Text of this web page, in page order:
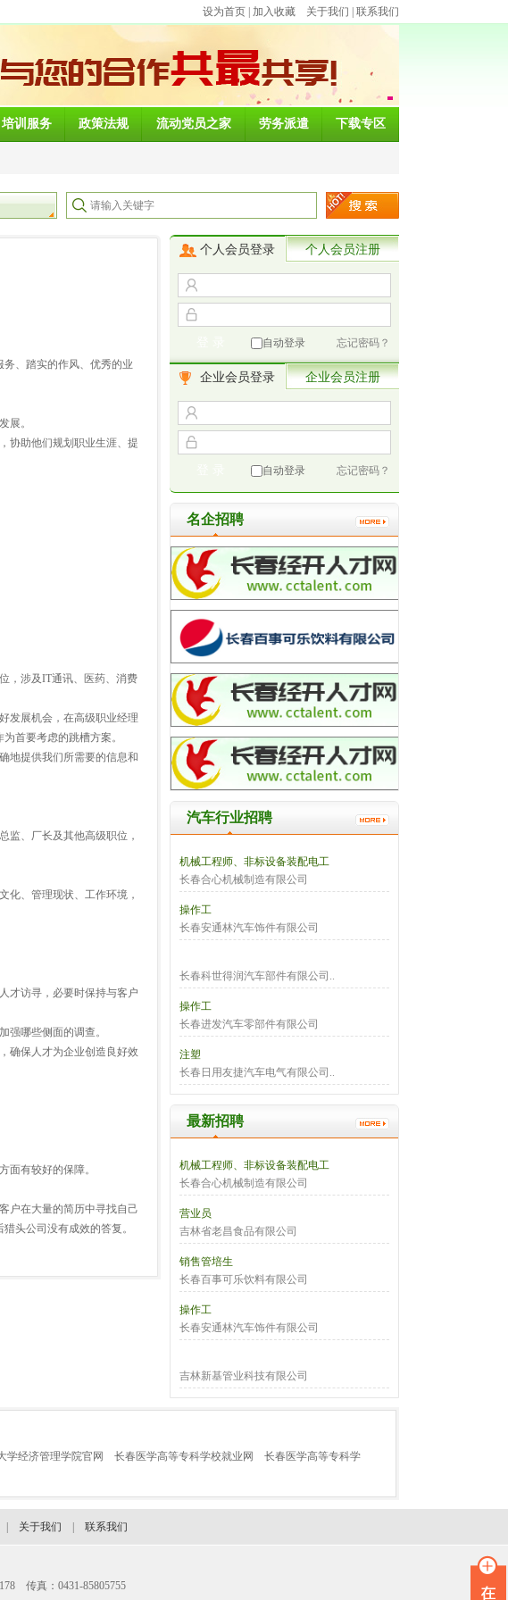
设为首页 加入收藏 关于我们 联系我们
培训服务 政策法规 流动党员之家 劳务派遣 下载专区
、踏实的作风、优秀的业
展。
协助他们规划职业生涯、提
，涉及IT通讯、医药、消费
发展机会，在高级职业经理
首要考虑的跳槽方案。
地提供我们所需要的信息和
监、厂长及其他高级职位，
化、管理现状、工作环境，
才访寻，必要时保持与客户
哪些侧面的调查。
确保人才为企业创造良好效
面有较好的保障。
户在大量的简历中寻找自己
头公司没有成效的答复。
个人会员登录 个人会员注册
自动登录 忘记密码？
企业会员登录 企业会员注册
自动登录 忘记密码？
名企招聘
汽车行业招聘
机械工程师、非标设备装配电工
长春合心机械制造有限公司
操作工
长春安通林汽车饰件有限公司
长春科世得润汽车部件有限公司..
操作工
长春进发汽车零部件有限公司
注塑
长春日用友捷汽车电气有限公司..
最新招聘
机械工程师、非标设备装配电工
长春合心机械制造有限公司
营业员
吉林省老昌食品有限公司
销售管培生
长春百事可乐饮料有限公司
操作工
长春安通林汽车饰件有限公司
吉林新基管业科技有限公司
学经济管理学院官网 长春医学高等专科学校就业网
长春医学高等专科学
关于我们 联系我们
传真：0431-85805755